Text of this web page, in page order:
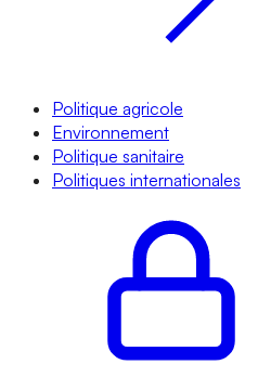
Politique agricole
Environnement
Politique sanitaire
Politiques internationales